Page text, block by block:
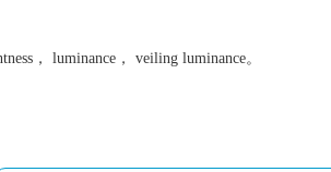
， luminance， veiling luminance。